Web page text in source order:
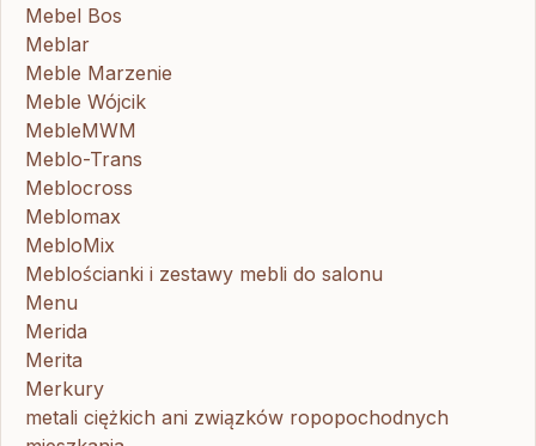
Mebel Bos
Meblar
Meble Marzenie
Meble Wójcik
MebleMWM
Meblo-Trans
Meblocross
Meblomax
MebloMix
Meblościanki i zestawy mebli do salonu
Menu
Merida
Merita
Merkury
metali ciężkich ani związków ropopochodnych